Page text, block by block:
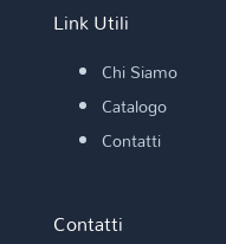
Link Utili
Chi Siamo
Catalogo
Contatti
Contatti